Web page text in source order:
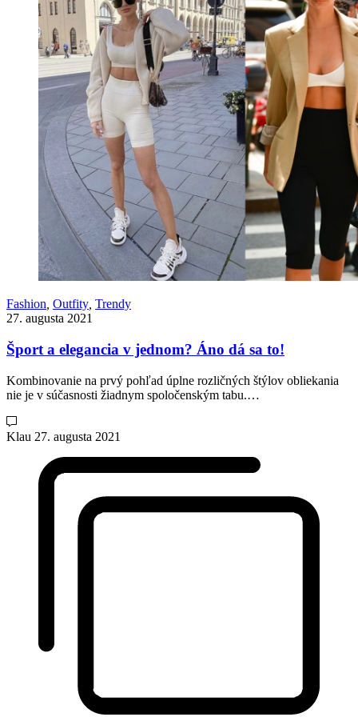
Fashion, Outfity, Trendy
27. augusta 2021
Šport a elegancia v jednom? Áno dá sa to!
Kombinovanie na prvý pohľad úplne rozličných štýlov obliekania
nie je v súčasnosti žiadnym spoločenským tabu.…
Klau 27. augusta 2021